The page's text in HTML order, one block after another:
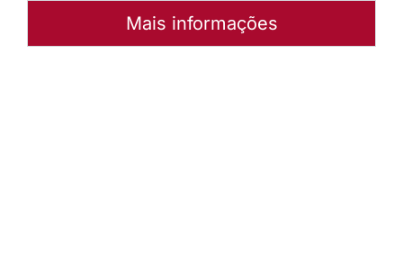
Mais informações